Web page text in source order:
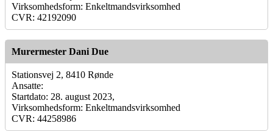
Virksomhedsform: Enkeltmandsvirksomhed
CVR: 42192090
Murermester Dani Due
Stationsvej 2, 8410 Rønde
Ansatte:
Startdato: 28. august 2023,
Virksomhedsform: Enkeltmandsvirksomhed
CVR: 44258986